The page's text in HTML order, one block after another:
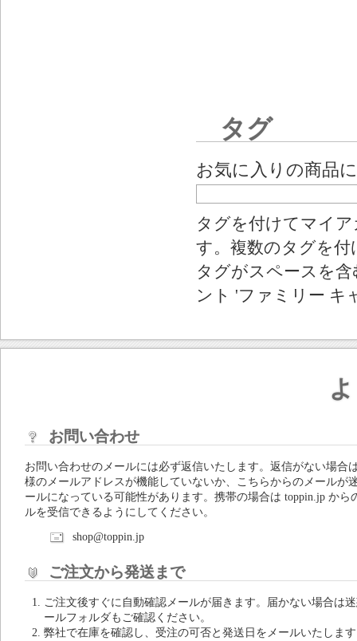
タグ
お気に入りの商品
タグを付けてマイ
す。複数のタグを
タグがスペースを
ント 'ファミリー キ
お問い合わせ
お問い合わせのメールには必ず返信いたします。返信がない場合
様のメールアドレスが機能していないか、こちらからのメールが
ールになっている可能性があります。携帯の場合は toppin.jp から
ルを受信できるようにしてください。
shop@toppin.jp
ご注文から発送まで
ご注文後すぐに自動確認メールが届きます。届かない場合は
ールフォルダもご確認ください。
弊社で在庫を確認し、受注の可否と発送日をメールいたしま